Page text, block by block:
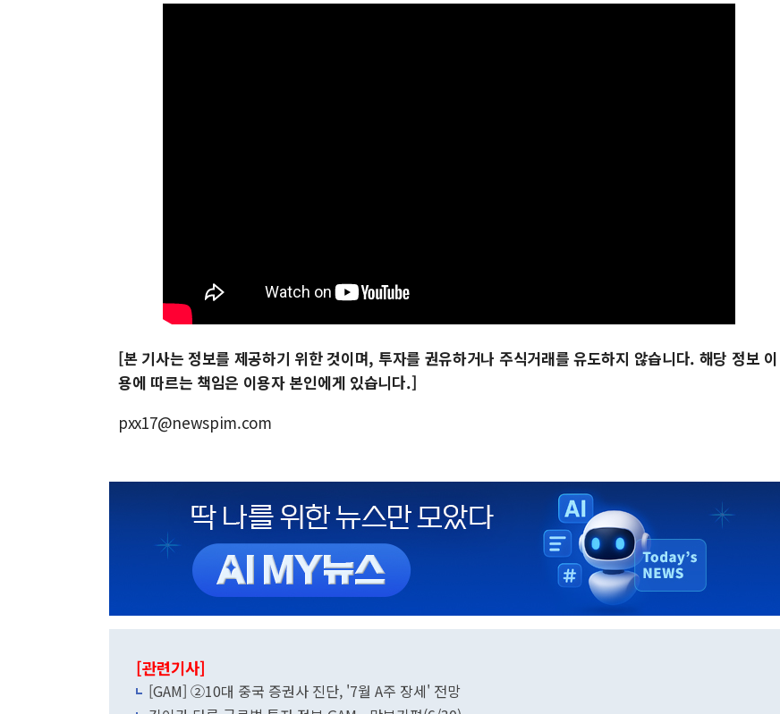
[본 기사는 정보를 제공하기 위한 것이며, 투자를 권유하거나 주식거래를 유도하지 않습니다. 해당 정보 이
용에 따르는 책임은 이용자 본인에게 있습니다.]
pxx17@newspim.com
[관련기사]
[GAM] ②10대 중국 증권사 진단, '7월 A주 장세' 전망